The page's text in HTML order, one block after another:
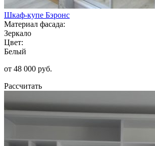
Шкаф-купе Бэронс
Материал фасада:
Зеркало
Цвет:
Белый
от 48 000 руб.
Рассчитать